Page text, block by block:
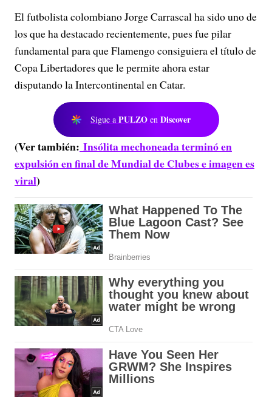
El futbolista colombiano Jorge Carrascal ha sido uno de
los que ha destacado recientemente, pues fue pilar
fundamental para que Flamengo consiguiera el título de
Copa Libertadores que le permite ahora estar
disputando la Intercontinental en Catar.
Sigue a PULZO en Discover
(Ver también: Insólita mechoneada terminó en
expulsión en final de Mundial de Clubes e imagen es
viral)